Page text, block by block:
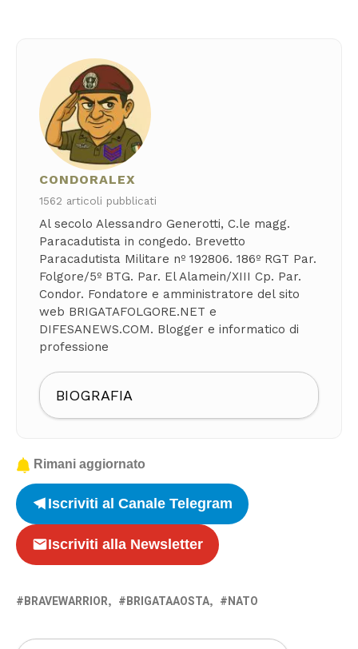
CONDORALEX
1562 articoli pubblicati
Al secolo Alessandro Generotti, C.le magg.
Paracadutista in congedo. Brevetto
Paracadutista Militare nº 192806. 186º RGT Par.
Folgore/5º BTG. Par. El Alamein/XIII Cp. Par.
Condor. Fondatore e amministratore del sito
web BRIGATAFOLGORE.NET e
DIFESANEWS.COM. Blogger e informatico di
professione
BIOGRAFIA
Rimani aggiornato
Iscriviti al Canale Telegram
Iscriviti alla Newsletter
BRAVEWARRIOR BRIGATAAOSTA NATO